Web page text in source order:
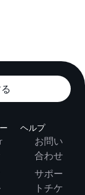
ヘルプ
お問い
合わせ
サポー
トチケ